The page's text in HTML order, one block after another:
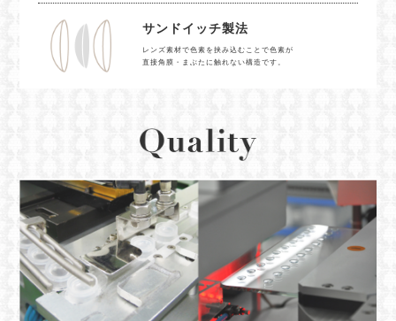
サンドイッチ製法
レンズ素材で色素を挟み込むことで色素が
直接角膜・まぶたに触れない構造です。